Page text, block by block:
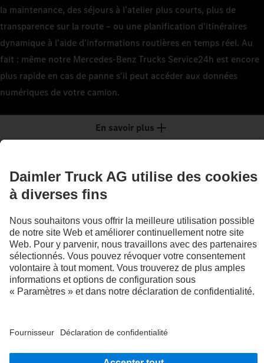
la maintenance, des séjours à l'atelier plus courts, plus de
transparence sur la route – ou une planification d'itinéraires
dynamique à l'aide d'informations routières en temps réel. Au
fait : même notre Mercedes‑Benz Trucks Service24h est encore
plus rapide en cas de panne s'il peut accéder aux données
numériques de votre camion.
En savoir plus